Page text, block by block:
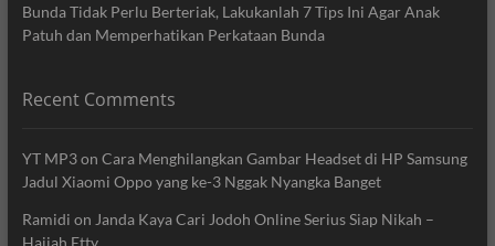
Bunda Tidak Perlu Berteriak, Lakukanlah 7 Tips Ini Agar Anak
Patuh dan Memperhatikan Perkataan Bunda
Recent Comments
YT MP3on Cara Menghilangkan Gambar Headset di HP Samsung
Jadul Xiaomi Oppo yang ke-3 Nggak Nyangka Banget
Ramidi on Janda Kaya Cari Jodoh Online Serius Siap Nikah –
Hajjah Etty